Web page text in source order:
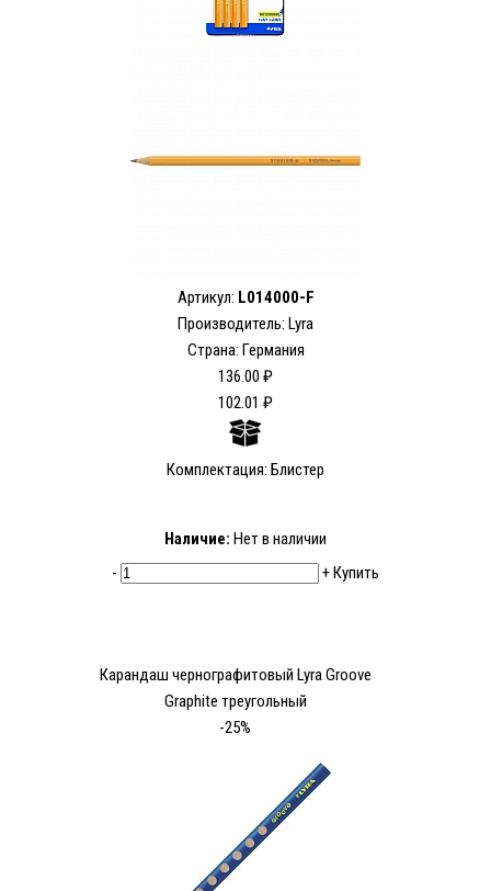
Артикул: L014000-F
Производитель: Lyra
Страна: Германия
136.00 ₽
102.01 ₽
Комплектация: Блистер
Наличие: Нет в наличии
-
+Купить
Карандаш чернографитовый Lyra Groove
Graphite треугольный
-25%